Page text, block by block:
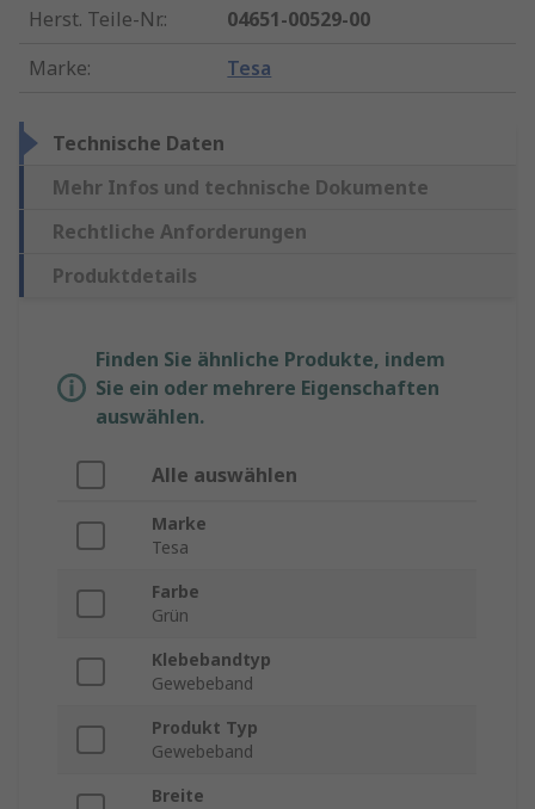
Herst. Teile-Nr.:
04651-00529-00
Marke: Tesa
Technische Daten
Mehr Infos und technische Dokumente
Rechtliche Anforderungen
Produktdetails
Finden Sie ähnliche Produkte, indem
Sie ein oder mehrere Eigenschaften
auswählen.
Alle auswählen
Marke
Tesa
Farbe
Grün
Klebebandtyp
Gewebeband
Produkt Typ
Gewebeband
Breite